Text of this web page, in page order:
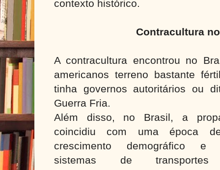
contexto histórico.
Contracultura
A contracultura encontrou no
americanos terreno bastante
tinha governos autoritários ou
Guerra Fria.
Além disso, no Brasil, a
coincidiu com uma época
crescimento demográfico e
sistemas de